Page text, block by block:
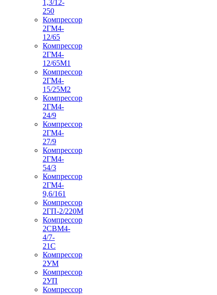
1,3/12-
250
Компрессор
2ГМ4-
12/65
Компрессор
2ГМ4-
12/65М1
Компрессор
2ГМ4-
15/25М2
Компрессор
2ГМ4-
24/9
Компрессор
2ГМ4-
27/9
Компрессор
2ГМ4-
54/3
Компрессор
2ГМ4-
9,6/161
Компрессор
2ГП-2/220М
Компрессор
2СВМ4-
4/7-
21С
Компрессор
2УМ
Компрессор
2УП
Компрессор